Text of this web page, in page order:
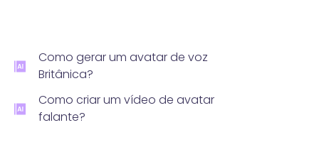
Como gerar um avatar de voz
Britânica?
Como criar um vídeo de avatar
falante?